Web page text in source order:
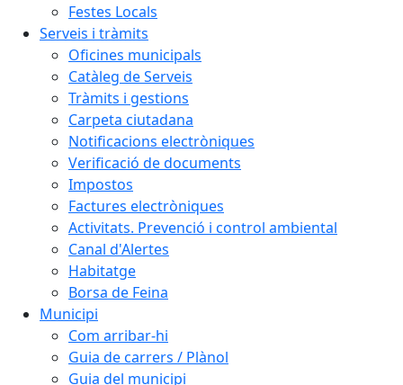
Festes Locals
Serveis i tràmits
Oficines municipals
Catàleg de Serveis
Tràmits i gestions
Carpeta ciutadana
Notificacions electròniques
Verificació de documents
Impostos
Factures electròniques
Activitats. Prevenció i control ambiental
Canal d'Alertes
Habitatge
Borsa de Feina
Municipi
Com arribar-hi
Guia de carrers / Plànol
Guia del municipi